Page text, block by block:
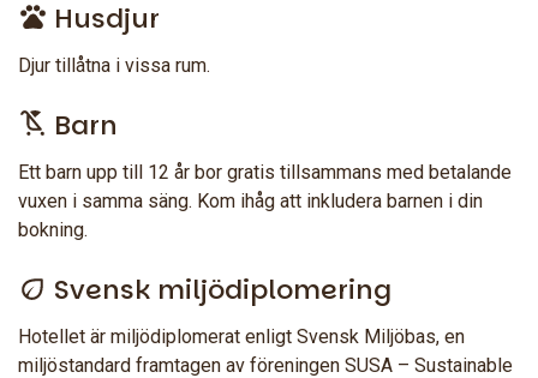
Husdjur
Djur tillåtna i vissa rum.
Barn
Ett barn upp till 12 år bor gratis tillsammans med betalande
vuxen i samma säng. Kom ihåg att inkludera barnen i din
bokning.
Svensk miljödiplomering
Hotellet är miljödiplomerat enligt Svensk Miljöbas, en
miljöstandard framtagen av föreningen SUSA – Sustainable